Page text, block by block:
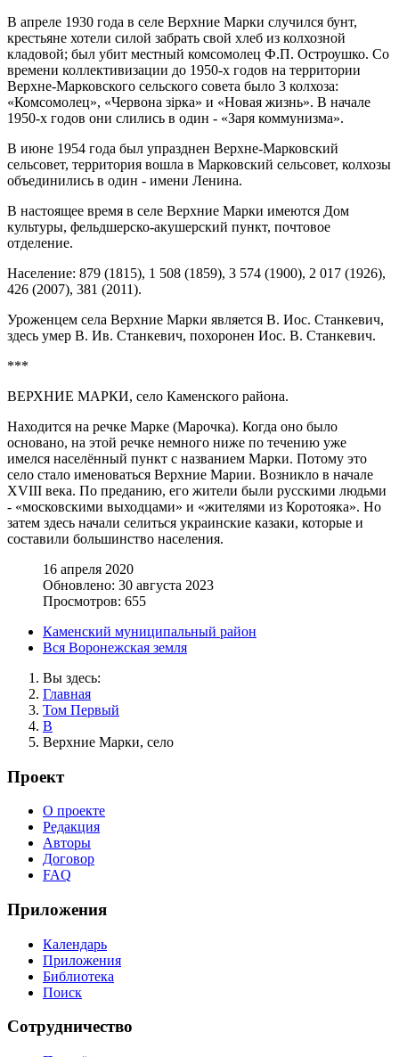
В апреле 1930 года в селе Верхние Марки случился бунт,
крестьяне хотели силой забрать свой хлеб из колхозной
кладовой; был убит местный комсомолец Ф.П. Остроушко. Со
времени коллективизации до 1950-х годов на территории
Верхне-Марковского сельского совета было 3 колхоза:
«Комсомолец», «Червона зiрка» и «Новая жизнь». В начале
1950-х годов они слились в один - «Заря коммунизма».
В июне 1954 года был упразднен Верхне-Марковский
сельсовет, территория вошла в Марковский сельсовет, колхозы
объединились в один - имени Ленина.
В настоящее время в селе Верхние Марки имеются Дом
культуры, фельдшерско-акушерский пункт, почтовое
отделение.
Население: 879 (1815), 1 508 (1859), 3 574 (1900), 2 017 (1926),
426 (2007), 381 (2011).
Уроженцем села Верхние Марки является В. Иос. Станкевич,
здесь умер В. Ив. Станкевич, похоронен Иос. В. Станкевич.
***
ВЕРХНИЕ МАРКИ, село Каменского района.
Находится на речке Марке (Марочка). Когда оно было
основано, на этой речке немного ниже по течению уже
имелся населённый пункт с названием Марки. Потому это
село стало именоваться Верхние Марии. Возникло в начале
XVIII века. По преданию, его жители были русскими людьми
- «московскими выходцами» и «жителями из Коротояка». Но
затем здесь начали селиться украинские казаки, которые и
составили большинство населения.
16 апреля 2020
Обновлено: 30 августа 2023
Просмотров: 655
Каменский муниципальный район
Вся Воронежская земля
Вы здесь:
Главная
Том Первый
В
Верхние Марки, село
Проект
О проекте
Редакция
Авторы
Договор
FAQ
Приложения
Календарь
Приложения
Библиотека
Поиск
Сотрудничество